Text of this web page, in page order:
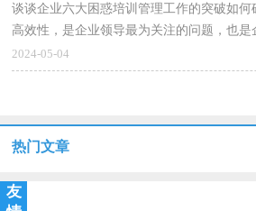
谈谈企业六大困惑培训管理工作的突破如
高效性，是企业领导最为关注的问题，也
痛、最棘手的问题。规避培训风险，规范管
2024-05-04
热门文章
友